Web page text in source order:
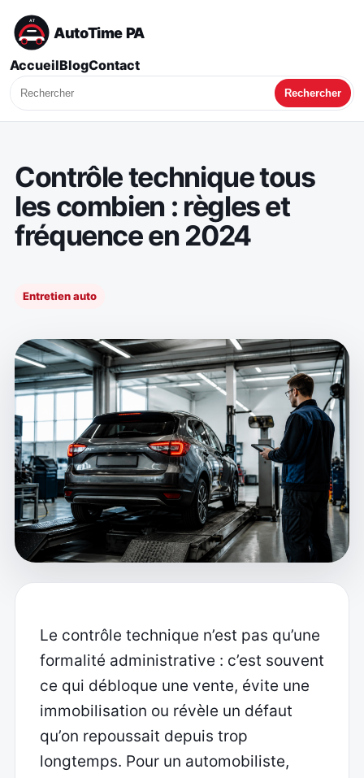
AutoTime PA
AccueilBlogContact
Rechercher
Contrôle technique tous
les combien : règles et
fréquence en 2024
Entretien auto
Le contrôle technique n’est pas qu’une
formalité administrative : c’est souvent
ce qui débloque une vente, évite une
immobilisation ou révèle un défaut
qu’on repoussait depuis trop
longtemps. Pour un automobiliste,